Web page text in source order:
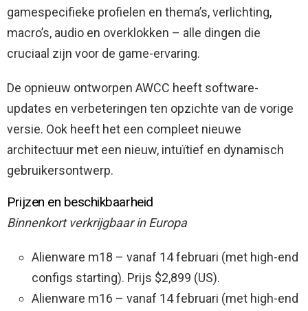
gamespecifieke profielen en thema’s, verlichting,
macro’s, audio en overklokken – alle dingen die
cruciaal zijn voor de game-ervaring.
De opnieuw ontworpen AWCC heeft software-
updates en verbeteringen ten opzichte van de vorige
versie. Ook heeft het een compleet nieuwe
architectuur met een nieuw, intuïtief en dynamisch
gebruikersontwerp.
Prijzen en beschikbaarheid
Binnenkort verkrijgbaar in Europa
Alienware m18 – vanaf 14 februari (met high-end
configs starting). Prijs $2,899 (US).
Alienware m16 – vanaf 14 februari (met high-end